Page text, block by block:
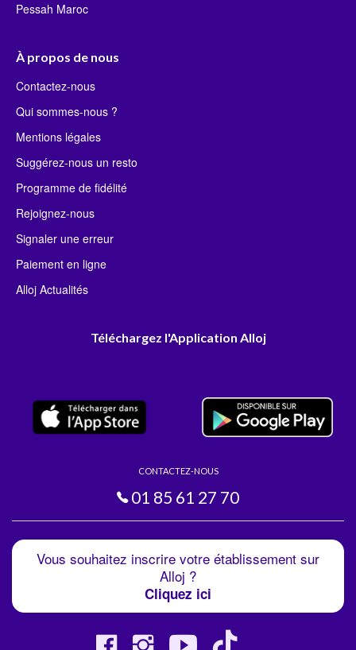
Pessah Maroc
À propos de nous
Contactez-nous
Qui sommes-nous ?
Mentions légales
Suggérez-nous un resto
Programme de fidélité
Rejoignez-nous
Signaler une erreur
Paiement en ligne
Alloj Actualités
Téléchargez l'Application Alloj
CONTACTEZ-NOUS
01 85 61 27 70
Vous souhaitez inscrire votre établissement sur
Alloj ?
Cliquez ici